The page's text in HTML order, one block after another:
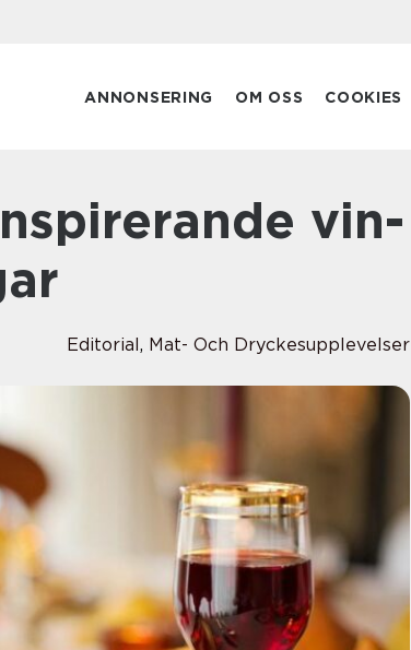
ANNONSERING OM OSS COOKIES
Editorial, Mat- Och Dryckesupplevelser